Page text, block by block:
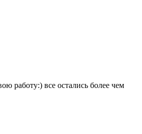
работу:) все остались более чем